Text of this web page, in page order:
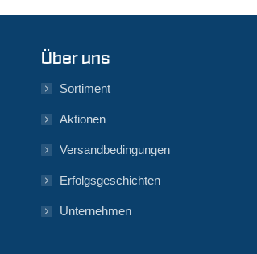
Über uns
Sortiment
Aktionen
Versandbedingungen
Erfolgsgeschichten
Unternehmen